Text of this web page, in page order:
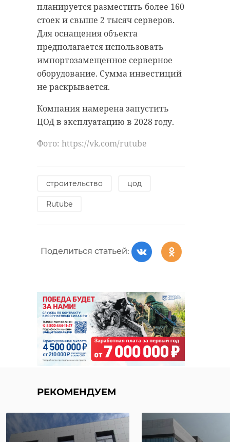
планируется разместить более 160
стоек и свыше 2 тысяч серверов.
Для оснащения объекта
предполагается использовать
импортозамещенное серверное
оборудование. Сумма инвестиций
не раскрывается.
Компания намерена запустить
ЦОД в эксплуатацию в 2028 году.
Фото: https://vk.com/rutube
строительство цод
Rutube
Поделиться статьей:
РЕКОМЕНДУЕМ